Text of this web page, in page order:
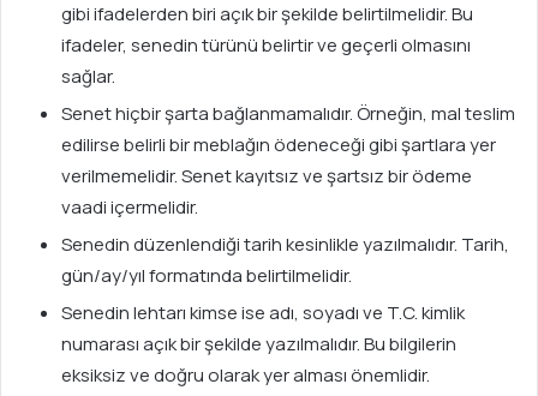
gibi ifadelerden biri açık bir şekilde belirtilmelidir. Bu
ifadeler, senedin türünü belirtir ve geçerli olmasını
sağlar.
Senet hiçbir şarta bağlanmamalıdır. Örneğin, mal teslim
edilirse belirli bir meblağın ödeneceği gibi şartlara yer
verilmemelidir. Senet kayıtsız ve şartsız bir ödeme
vaadi içermelidir.
Senedin düzenlendiği tarih kesinlikle yazılmalıdır. Tarih,
gün/ay/yıl formatında belirtilmelidir.
Senedin lehtarı kimse ise adı, soyadı ve T.C. kimlik
numarası açık bir şekilde yazılmalıdır. Bu bilgilerin
eksiksiz ve doğru olarak yer alması önemlidir.